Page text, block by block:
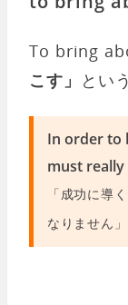
To bring
こす」 とい
In order to
must
「成功に導
なりません」